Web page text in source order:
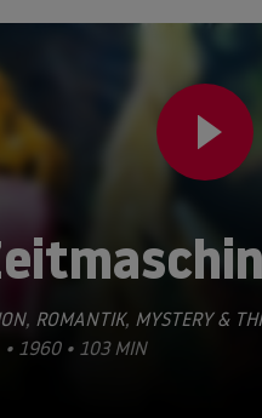
, ROMANTIK, MYSTERY &
• 1960 • 103 MIN